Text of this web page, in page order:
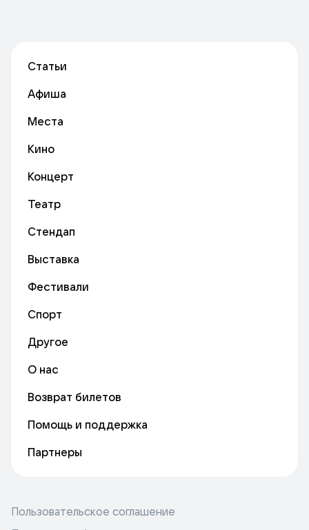
Статьи
Афиша
Места
Кино
Концерт
Театр
Стендап
Выставка
Фестивали
Спорт
Другое
О нас
Возврат билетов
Помощь и поддержка
Партнеры
Пользовательское соглашение